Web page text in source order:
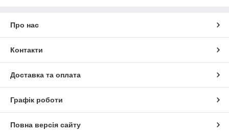
Про нас
Контакти
Доставка та оплата
Графік роботи
Повна версія сайту